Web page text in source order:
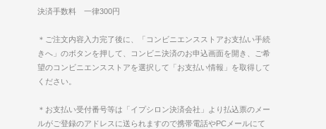
決済手数料 一律300円
＊ご注文内容入力完了後に、「コンビニエンスストアお支払い手続
きへ」のボタンを押して、コンビニ決済のお申込画面を開き、ご希
望のコンビニエンスストアを選択して「お支払い情報」を取得して
ください。
＊お支払い受付番号等は「イプシロン決済会社」より払込票のメー
ルがご登録のアドレスに送られますので携帯電話やPCメールにて